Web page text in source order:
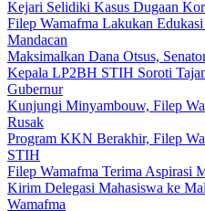
Kejari Selidiki Kasus Dugaan
Filep Wamafma Lakukan
Mandacan
Maksimalkan Dana Otsus,
Kepala LP2BH STIH Soroti
Gubernur
Kunjungi Minyambouw, Filep
Rusak
Program KKN Berakhir, Filep
STIH
Filep Wamafma Terima Aspirasi
Kirim Delegasi Mahasiswa ke
Wamafma